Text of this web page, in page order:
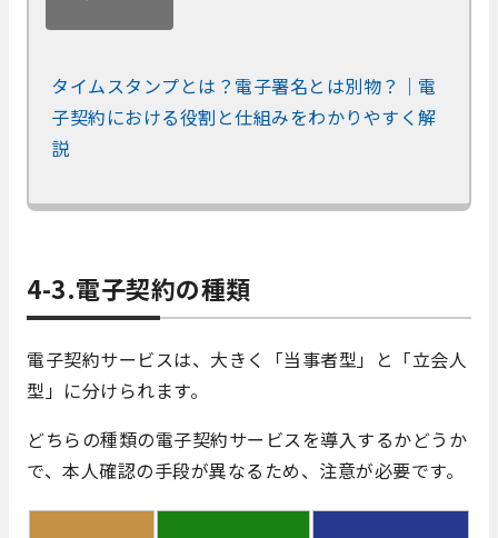
タイムスタンプとは？電子署名とは別物？｜電
子契約における役割と仕組みをわかりやすく解
説
4-3.電子契約の種類
電子契約サービスは、大きく「当事者型」と「立会人
型」に分けられます。
どちらの種類の電子契約サービスを導入するかどうか
で、本人確認の手段が異なるため、注意が必要です。